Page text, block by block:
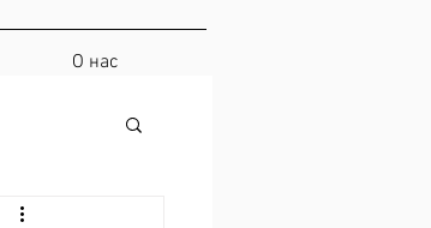
О нас